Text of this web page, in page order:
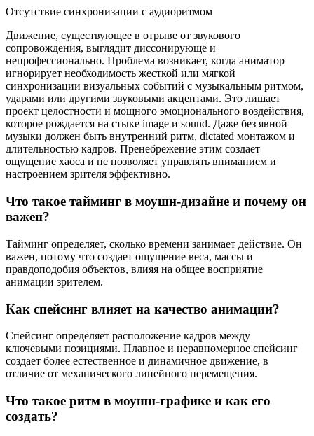
Отсутствие синхронизации с аудиоритмом
Движение, существующее в отрыве от звукового
сопровождения, выглядит диссонирующе и
непрофессионально. Проблема возникает, когда аниматор
игнорирует необходимость жесткой или мягкой
синхронизации визуальных событий с музыкальным ритмом,
ударами или другими звуковыми акцентами. Это лишает
проект целостности и мощного эмоционального воздействия,
которое рождается на стыке image и sound. Даже без явной
музыки должен быть внутренний ритм, dictated монтажом и
длительностью кадров. Пренебрежение этим создает
ощущение хаоса и не позволяет управлять вниманием и
настроением зрителя эффективно.
Что такое тайминг в моушн-дизайне и почему он
важен?
Тайминг определяет, сколько времени занимает действие. Он
важен, потому что создает ощущение веса, массы и
правдоподобия объектов, влияя на общее восприятие
анимации зрителем.
Как спейсинг влияет на качество анимации?
Спейсинг определяет расположение кадров между
ключевыми позициями. Плавное и неравномерное спейсинг
создает более естественное и динамичное движение, в
отличие от механического линейного перемещения.
Что такое ритм в моушн-графике и как его
создать?